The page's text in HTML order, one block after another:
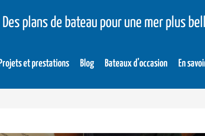
Des plans de bateau pour une mer plus
Projets et prestations Blog Bateaux d’occasion En